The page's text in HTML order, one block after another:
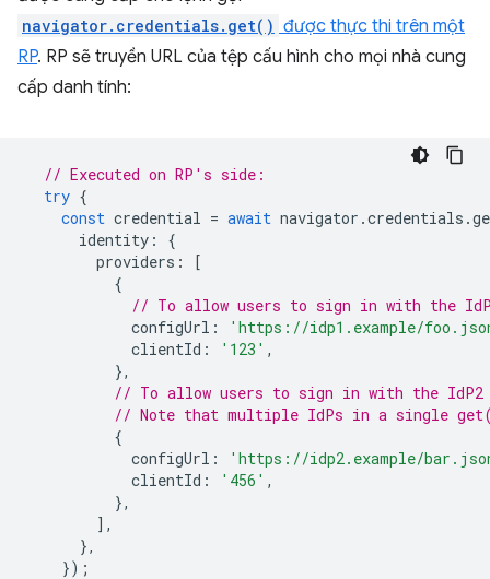
navigator.credentials.get() được thực thi trên một
RP. RP sẽ truyền URL của tệp cấu hình cho mọi nhà cung
cấp danh tính:
// Executed on RP's side:
try {
const credential = await navigator .credentials .
identity :
{
providers :
[
{
// To allow users to sign in with the
configUrl :
'https://idp1.example/
clientId : '123' ,
},
// To allow users to sign in with the IdP2
// Note that multiple IdPs in a single get()
{
configUrl :
'https://idp2.example/
clientId : '456' ,
},
],
},
});